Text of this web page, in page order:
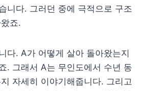
니다. 그러던 중에 극적으로 구조
죠.
다. A가 어떻게 살아 돌아왔는지
. 그래서 A는 무인도에서 수년 동
자세히 이야기해줍니다. 그리고